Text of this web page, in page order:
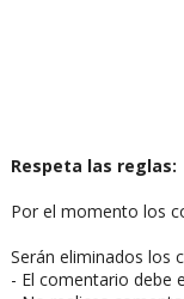
Respeta las reglas:
Por el momento los
Serán eliminados los
- El comentario debe